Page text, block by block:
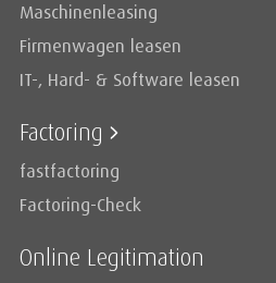
Maschinenleasing
Firmenwagen leasen
IT-, Hard- & Software leasen
Factoring
fastfactoring
Factoring-Check
Online Legitimation